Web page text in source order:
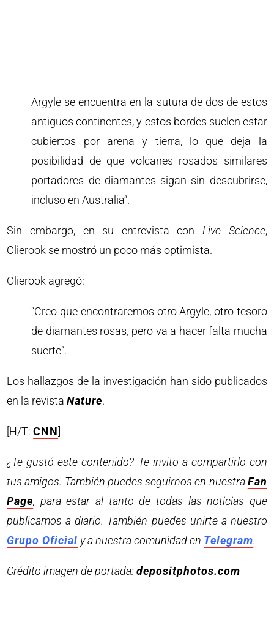
Argyle se encuentra en la sutura de dos de estos
antiguos continentes, y estos bordes suelen estar
cubiertos por arena y tierra, lo que deja la
posibilidad de que volcanes rosados similares
portadores de diamantes sigan sin descubrirse,
incluso en Australia”.
Sin embargo, en su entrevista con Live Science,
Olierook se mostró un poco más optimista.
Olierook agregó:
“Creo que encontraremos otro Argyle, otro tesoro
de diamantes rosas, pero va a hacer falta mucha
suerte”.
Los hallazgos de la investigación han sido publicados
en la revistaNature.
[H/T:CNN
¿Te gustó este contenido? Te invito a compartirlo con
tus amigos. También puedes seguirnos en nuestraFan
Page, para estar al tanto de todas las noticias que
publicamos a diario. También puedes unirte a nuestro
Grupo Oficial y a nuestra comunidad en Telegram.
Crédito imagen de portada:depositphotos.com